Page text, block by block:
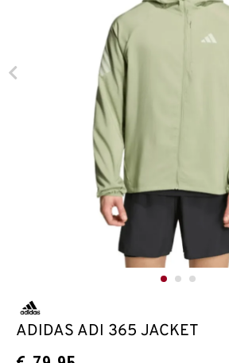
ADIDAS ADI 365 JACKET